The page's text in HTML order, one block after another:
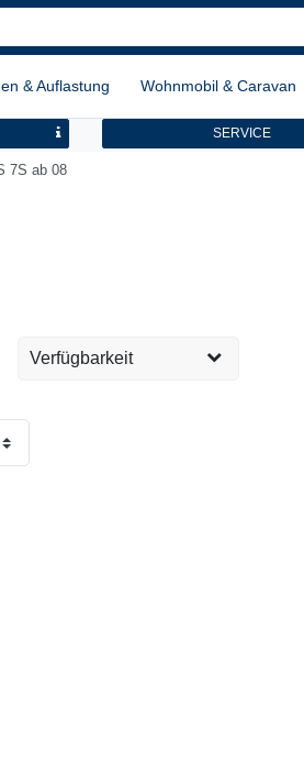
& Auflastung Wohnmobil & Caravan
SERVICE
7S ab 08
Verfügbarkeit